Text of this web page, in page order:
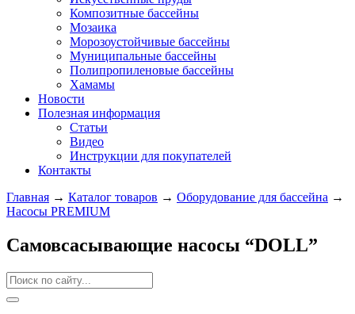
Композитные бассейны
Мозаика
Морозоустойчивые бассейны
Муниципальные бассейны
Полипропиленовые бассейны
Хамамы
Новости
Полезная информация
Статьи
Видео
Инструкции для покупателей
Контакты
Главная → Каталог товаров → Оборудование для бассейна →
Насосы PREMIUM
Самовсасывающие насосы “DOLL”